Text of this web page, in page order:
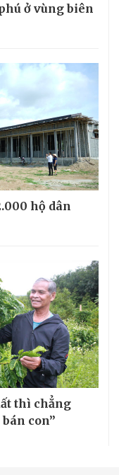
ở vùng biên
hộ dân
thì chẳng
con”